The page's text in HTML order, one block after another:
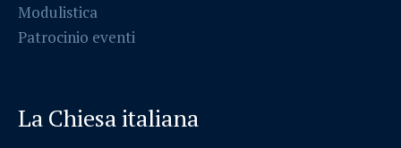
Modulistica
Patrocinio eventi
La Chiesa italiana